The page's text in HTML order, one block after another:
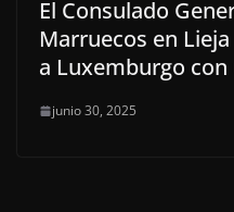
El Consulado
Marruecos en
a Luxemburgo
junio 30, 2025